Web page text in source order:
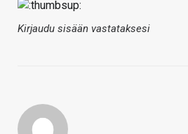
Kirjaudu sisään vastataksesi